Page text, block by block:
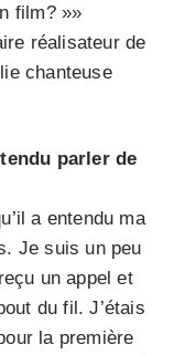
film? »»
réalisateur de
chanteuse
parler de
a entendu ma
Je suis un peu
un appel et
du fil. J’étais
la première